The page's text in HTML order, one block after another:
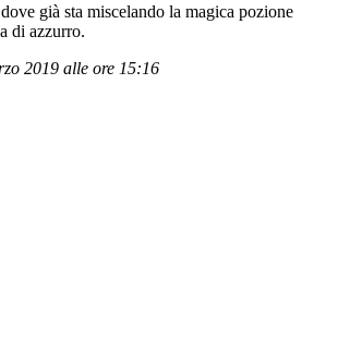
già sta miscelando la magica pozione
di azzurro.
2019 alle ore 15:16